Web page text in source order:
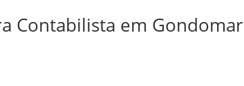
Contabilista em Gondomar